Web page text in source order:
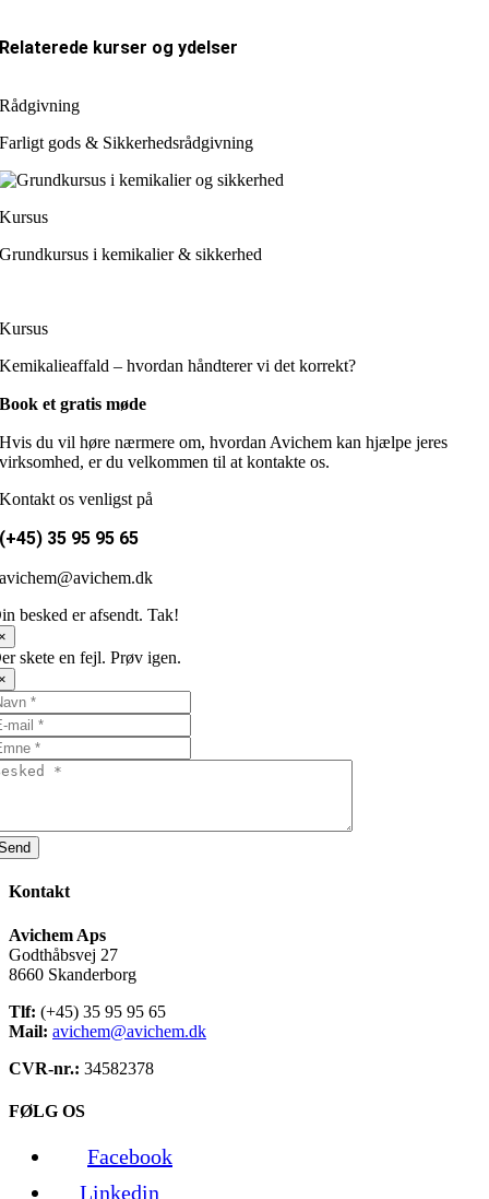
Relaterede kurser og ydelser
Rådgivning
Farligt gods & Sikkerhedsrådgivning
Kursus
Grundkursus i kemikalier & sikkerhed
Kursus
Kemikalieaffald – hvordan håndterer vi det korrekt?
Book et gratis møde
Hvis du vil høre nærmere om, hvordan Avichem kan hjælpe jeres
virksomhed, er du velkommen til at kontakte os.
Kontakt os venligst på
(+45) 35 95 95 65
avichem@avichem.dk
besked er afsendt. Tak!
skete en fejl. Prøv igen.
Kontakt
Avichem Aps
Godthåbsvej 27
8660 Skanderborg
Tlf: (+45) 35 95 95 65
Mail: avichem@avichem.dk
CVR-nr.: 34582378
FØLG OS
Facebook
Linkedin